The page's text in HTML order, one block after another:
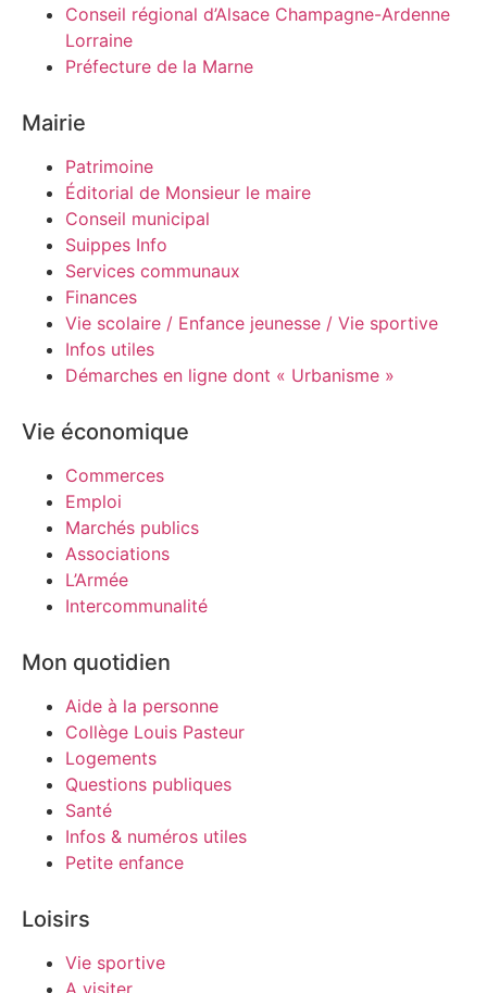
Conseil régional d’Alsace Champagne-Ardenne
Lorraine
Préfecture de la Marne
Mairie
Patrimoine
Éditorial de Monsieur le maire
Conseil municipal
Suippes Info
Services communaux
Finances
Vie scolaire / Enfance jeunesse / Vie sportive
Infos utiles
Démarches en ligne dont « Urbanisme »
Vie économique
Commerces
Emploi
Marchés publics
Associations
L’Armée
Intercommunalité
Mon quotidien
Aide à la personne
Collège Louis Pasteur
Logements
Questions publiques
Santé
Infos & numéros utiles
Petite enfance
Loisirs
Vie sportive
A visiter